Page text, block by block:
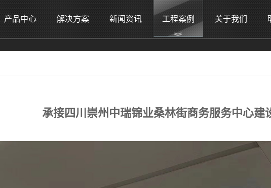
产品中心 解决方案 新闻资讯 工程案例 关于我们
承接四川崇州中瑞锦业桑林街商务服务中心建